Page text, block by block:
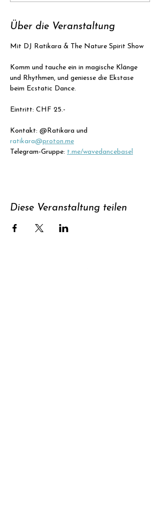
Über die Veranstaltung
Mit DJ Ratikara & The Nature Spirit Show
Komm und tauche ein in magische Klänge
und Rhythmen, und geniesse die Ekstase
beim Ecstatic Dance.
Eintritt: CHF 25.-
Kontakt: @Ratikara und
ratikara@proton.me
Telegram-Gruppe: t.me/wavedancebasel
Diese Veranstaltung teilen